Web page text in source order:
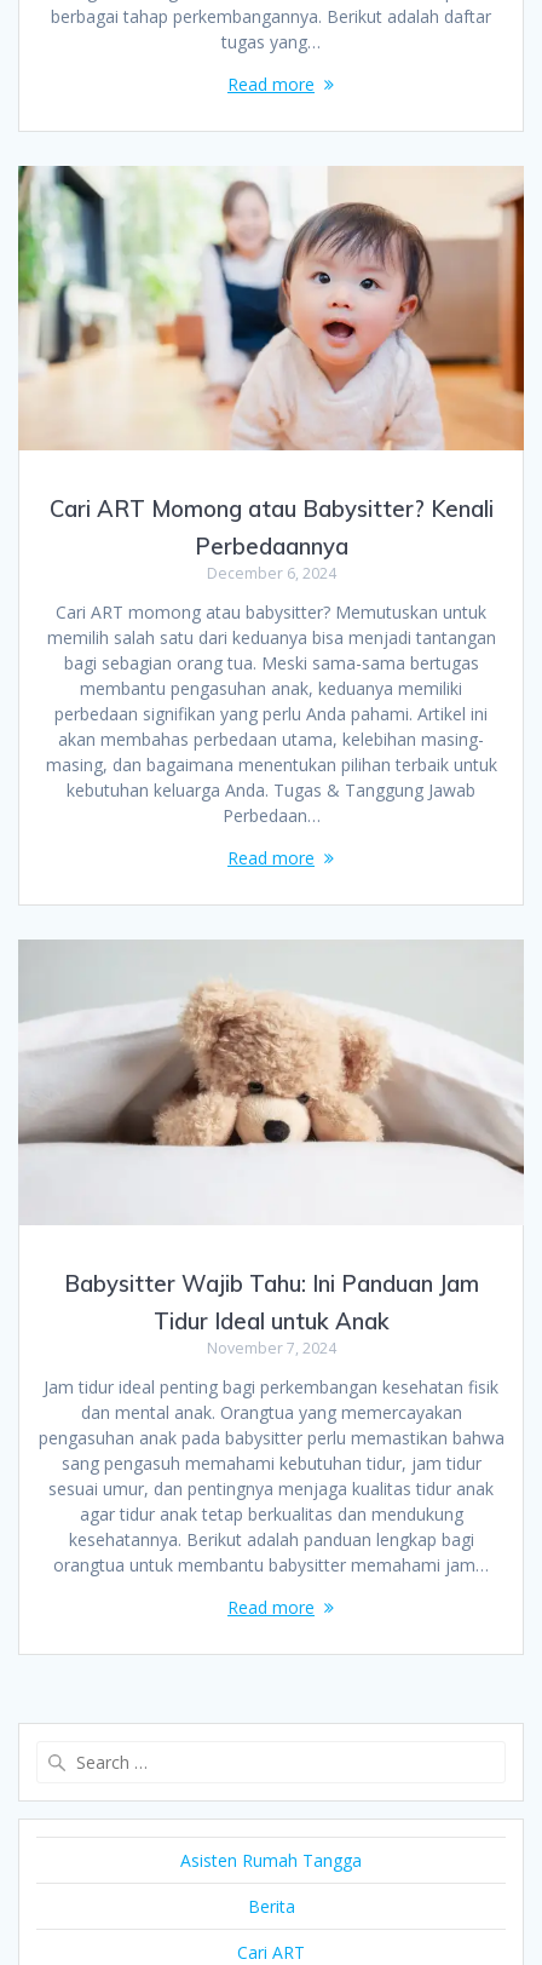
berbagai tahap perkembangannya. Berikut adalah daftar
tugas yang…
Read more
Cari ART Momong atau Babysitter? Kenali
Perbedaannya
December 6, 2024
Cari ART momong atau babysitter? Memutuskan untuk
memilih salah satu dari keduanya bisa menjadi tantangan
bagi sebagian orang tua. Meski sama-sama bertugas
membantu pengasuhan anak, keduanya memiliki
perbedaan signifikan yang perlu Anda pahami. Artikel ini
akan membahas perbedaan utama, kelebihan masing-
masing, dan bagaimana menentukan pilihan terbaik untuk
kebutuhan keluarga Anda. Tugas & Tanggung Jawab
Perbedaan…
Read more
Babysitter Wajib Tahu: Ini Panduan Jam
Tidur Ideal untuk Anak
November 7, 2024
Jam tidur ideal penting bagi perkembangan kesehatan fisik
dan mental anak. Orangtua yang memercayakan
pengasuhan anak pada babysitter perlu memastikan bahwa
sang pengasuh memahami kebutuhan tidur, jam tidur
sesuai umur, dan pentingnya menjaga kualitas tidur anak
agar tidur anak tetap berkualitas dan mendukung
kesehatannya. Berikut adalah panduan lengkap bagi
orangtua untuk membantu babysitter memahami jam…
Read more
Asisten Rumah Tangga
Berita
Cari ART